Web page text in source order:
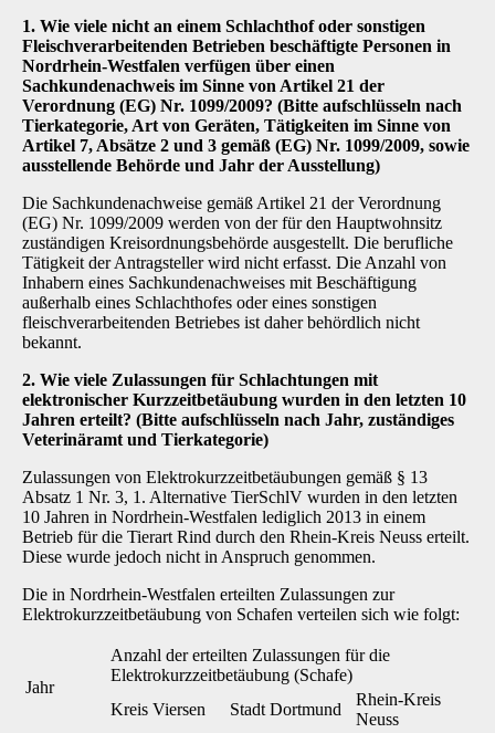
1. Wie viele nicht an einem Schlachthof oder sonstigen
Fleischverarbeitenden Betrieben beschäftigte Personen in
Nordrhein-Westfalen verfügen über einen
Sachkundenachweis im Sinne von Artikel 21 der
Verordnung (EG) Nr. 1099/2009? (Bitte aufschlüsseln nach
Tierkategorie, Art von Geräten, Tätigkeiten im Sinne von
Artikel 7, Absätze 2 und 3 gemäß (EG) Nr. 1099/2009, sowie
ausstellende Behörde und Jahr der Ausstellung)
Die Sachkundenachweise gemäß Artikel 21 der Verordnung
(EG) Nr. 1099/2009 werden von der für den Hauptwohnsitz
zuständigen Kreisordnungsbehörde ausgestellt. Die berufliche
Tätigkeit der Antragsteller wird nicht erfasst. Die Anzahl von
Inhabern eines Sachkundenachweises mit Beschäftigung
außerhalb eines Schlachthofes oder eines sonstigen
fleischverarbeitenden Betriebes ist daher behördlich nicht
bekannt.
2. Wie viele Zulassungen für Schlachtungen mit
elektronischer Kurzzeitbetäubung wurden in den letzten 10
Jahren erteilt? (Bitte aufschlüsseln nach Jahr, zuständiges
Veterinäramt und Tierkategorie)
Zulassungen von Elektrokurzzeitbetäubungen gemäß § 13
Absatz 1 Nr. 3, 1. Alternative TierSchlV wurden in den letzten
10 Jahren in Nordrhein-Westfalen lediglich 2013 in einem
Betrieb für die Tierart Rind durch den Rhein-Kreis Neuss erteilt.
Diese wurde jedoch nicht in Anspruch genommen.
Die in Nordrhein-Westfalen erteilten Zulassungen zur
Elektrokurzzeitbetäubung von Schafen verteilen sich wie folgt:
Jahr
Anzahl der erteilten Zulassungen für die
Elektrokurzzeitbetäubung (Schafe)
Kreis Viersen
Stadt Dortmund
Rhein-Kreis
Neuss